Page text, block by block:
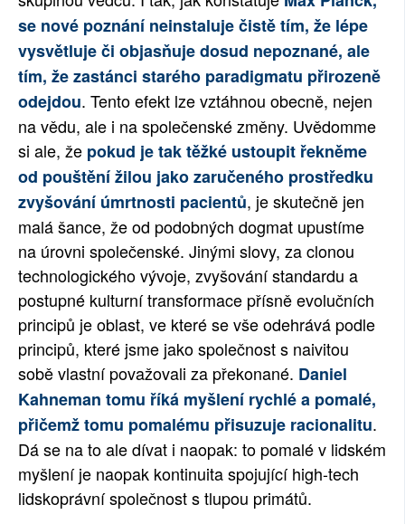
se nové poznání neinstaluje čistě tím, že lépe
vysvětluje či objasňuje dosud nepoznané, ale
tím, že zastánci starého paradigmatu přirozeně
odejdou. Tento efekt lze vztáhnou obecně, nejen
na vědu, ale i na společenské změny. Uvědomme
si ale, že pokud je tak těžké ustoupit řekněme
od pouštění žilou jako zaručeného prostředku
zvyšování úmrtnosti pacientů, je skutečně jen
malá šance, že od podobných dogmat upustíme
na úrovni společenské. Jinými slovy, za clonou
technologického vývoje, zvyšování standardu a
postupné kulturní transformace přísně evolučních
principů je oblast, ve které se vše odehrává podle
principů, které jsme jako společnost s naivitou
sobě vlastní považovali za překonané. Daniel
Kahneman tomu říká myšlení rychlé a pomalé,
přičemž tomu pomalému přisuzuje racionalitu.
Dá se na to ale dívat i naopak: to pomalé v lidském
myšlení je naopak kontinuita spojující high-tech
lidskoprávní společnost s tlupou primátů.